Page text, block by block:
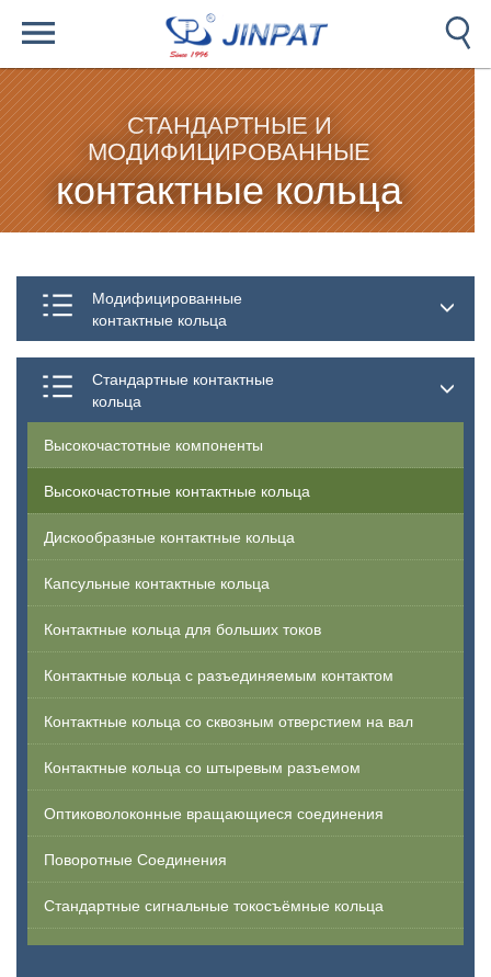
СТАНДАРТНЫЕ И
МОДИФИЦИРОВАННЫЕ
контактные кольца
Модифицированные
контактные кольца
Стандартные контактные
кольца
Высокочастотные компоненты
Высокочастотные контактные кольца
Дискообразные контактные кольца
Капсульные контактные кольца
Контактные кольца для больших токов
Контактные кольца с разъединяемым контактом
Контактные кольца со сквозным отверстием на вал
Контактные кольца со штыревым разъемом
Оптиковолоконные вращающиеся соединения
Поворотные Соединения
Стандартные сигнальные токосъёмные кольца